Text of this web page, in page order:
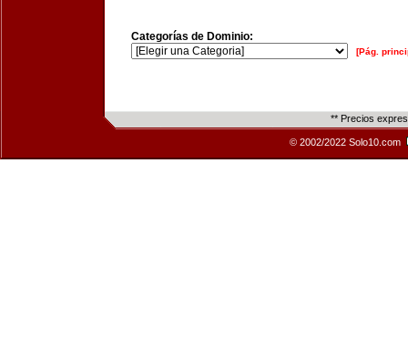
Categorías de Dominio:
[Pág.
** Precios
© 2002/2022 Solo10.com